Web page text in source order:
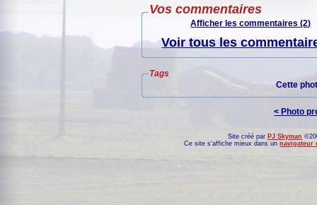
Vos commentaires
Afficher les commentaires (2)
Voir tous les
Tags
Cette
< Photo
Site créé par PJ Skyman
Ce site s'affiche mieux dans unnavigateur